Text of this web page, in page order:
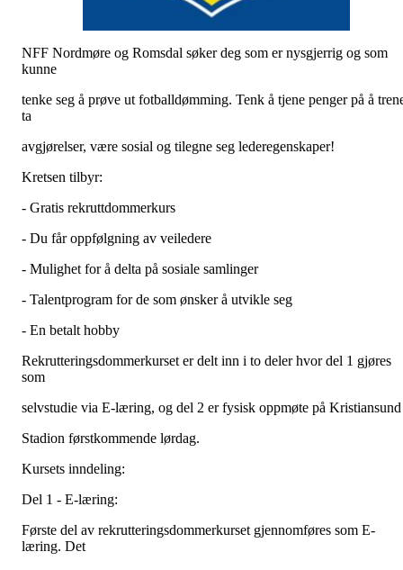
NFF Nordmøre og Romsdal søker deg som er nysgjerrig og som
kunne
tenke seg å prøve ut fotballdømming. Tenk å tjene penger på å
ta
avgjørelser, være sosial og tilegne seg lederegenskaper!
Kretsen tilbyr:
- Gratis rekruttdommerkurs
- Du får oppfølgning av veiledere
- Mulighet for å delta på sosiale samlinger
- Talentprogram for de som ønsker å utvikle seg
- En betalt hobby
Rekrutteringsdommerkurset er delt inn i to deler hvor del 1 gjøres
som
selvstudie via E-læring, og del 2 er fysisk oppmøte på Kristiansund
Stadion førstkommende lørdag.
Kursets inndeling:
Del 1 - E-læring:
Første del av rekrutteringsdommerkurset gjennomføres som E-
læring. Det